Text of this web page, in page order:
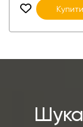
Купити